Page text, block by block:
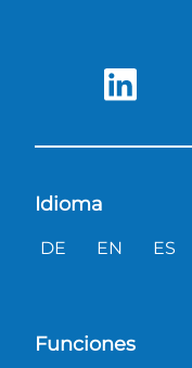
Idioma
DE EN ES
Funciones